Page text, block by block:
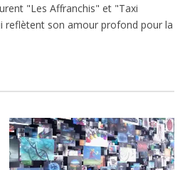
"Les Affranchis" et "Taxi
reflètent son amour profond pour la